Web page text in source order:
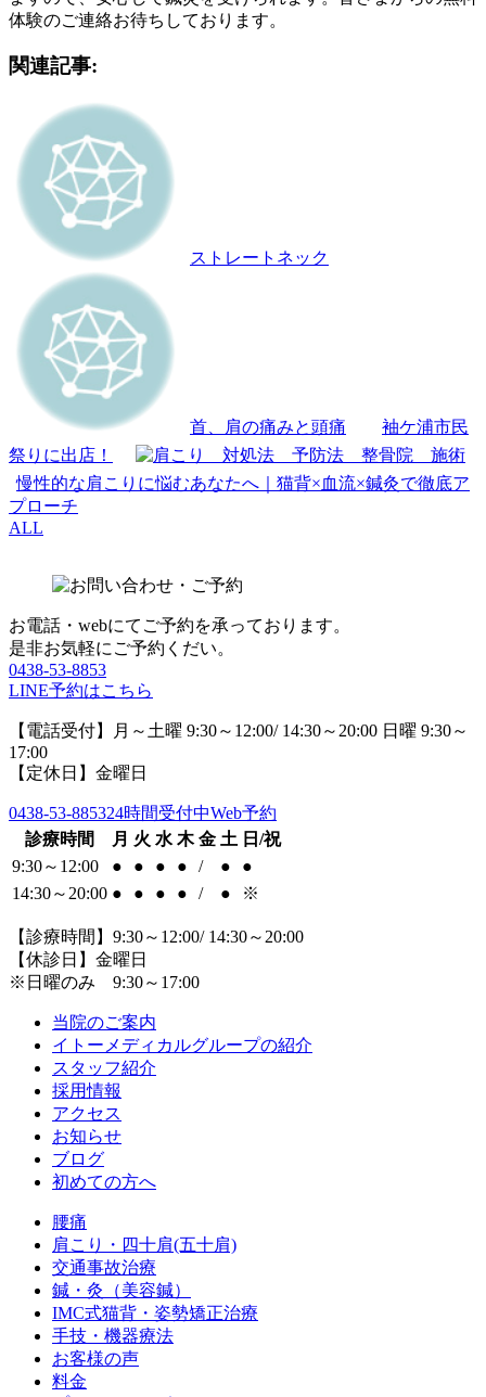
体験のご連絡お待ちしております。
関連記事:
ストレートネック
首、肩の痛みと頭痛
袖ケ浦市民
祭りに出店！
慢性的な肩こりに悩むあなたへ｜猫背×血流×鍼灸で徹底ア
プローチ
ALL
お電話・webにてご予約を承っております。
是非お気軽にご予約くだい。
0438-53-8853
LINE予約はこちら
【電話受付】月～土曜 9:30～12:00/ 14:30～20:00 日曜 9:30～
17:00
【定休日】金曜日
0438-53-885324時間受付中Web予約
診療時間
月 火 水 木 金 土 日/祝
9:30～12:00
● ● ● ● / ●
●
14:30～20:00 ● ● ● ● / ● ※
【診療時間】9:30～12:00/ 14:30～20:00
【休診日】金曜日
※日曜のみ 9:30～17:00
当院のご案内
イトーメディカルグループの紹介
スタッフ紹介
採用情報
アクセス
お知らせ
ブログ
初めての方へ
腰痛
肩こり・四十肩(五十肩)
交通事故治療
鍼・灸（美容鍼）
IMC式猫背・姿勢矯正治療
手技・機器療法
お客様の声
料金